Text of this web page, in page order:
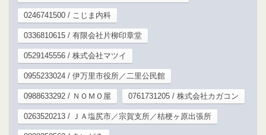
0246741500 / こじま内科
0336810615 / 有限会社片柳印章堂
0529145556 / 株式会社マツイ
0955233024 / 伊万里市役所／二里公民館
0988633292 / ＮＯＭＯ屋 0761731205 / 株式会社カガコン
0263520213 / ＪＡ塩尻市／宗賀支所／桔梗ヶ原出張所